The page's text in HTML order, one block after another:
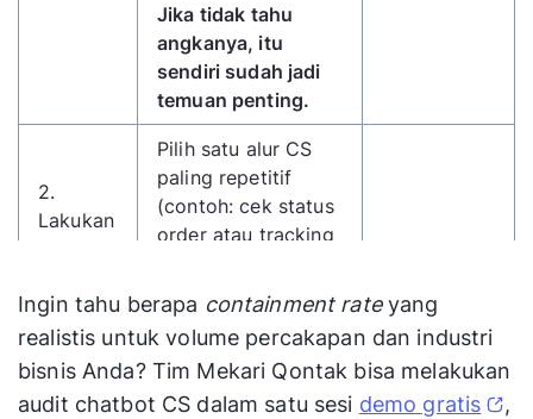
Jika tidak tahu
angkanya, itu
sendiri sudah jadi
temuan penting.
2.
Lakukan
untuk
satu use
case
(Bulan 1)
Pilih satu alur CS
paling repetitif
(contoh: cek status
order atau tracking
otomasi penuh.
Ukur: containment
rate, resolution
time, dan CSAT
sebelum vs
depan
Ingin tahu berapa containment rateyang
realistis untuk volume percakapan dan industri
bisnis Anda? Tim Mekari Qontak bisa melakukan
audit chatbot CS dalam satu sesi demo gratis
,